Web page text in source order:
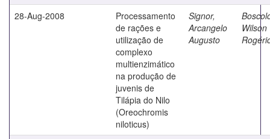
28-Aug-2008
Processamento
de rações e
utilização de
complexo
multienzimático
na produção de
juvenis de
Tilápia do Nilo
(Oreochromis
niloticus)
Signor,
Arcangelo
Augusto
Wilson